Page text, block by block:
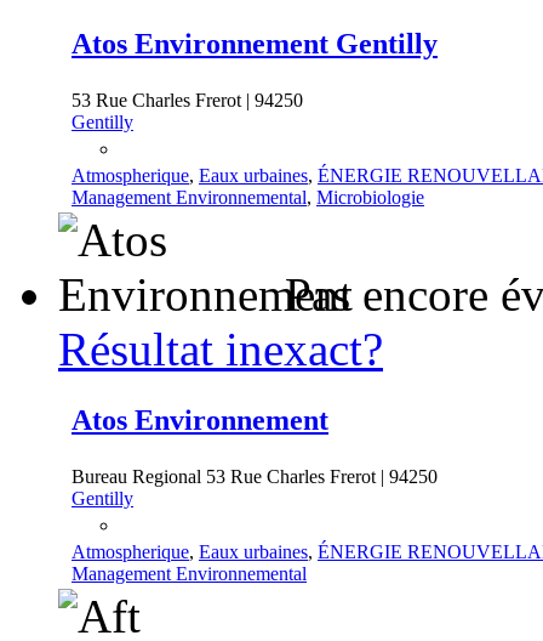
Atos Environnement Gentilly
53 Rue Charles Frerot | 94250
Gentilly
Atmospherique, Eaux urbaines, ÉNERGIE
Management Environnemental, Microbiologie
Pas encore
Résultat inexact?
Atos Environnement
Bureau Regional 53 Rue Charles Frerot | 94250
Gentilly
Atmospherique, Eaux urbaines, ÉNERGIE
Management Environnemental